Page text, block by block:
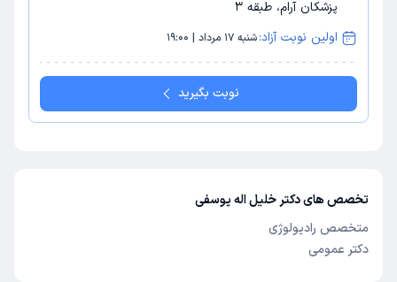
پزشکان آرام، طبقه 3
اولین نوبت آزاد:شنبه 17 مرداد | 19:00
نوبت بگیرید
تخصص های دکتر خلیل اله یوسفی
متخصص رادیولوژی
دکتر عمومی